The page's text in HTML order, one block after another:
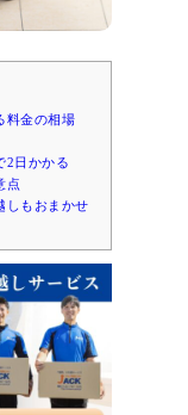
料金の相場
2日かかる
点
しもおまかせ